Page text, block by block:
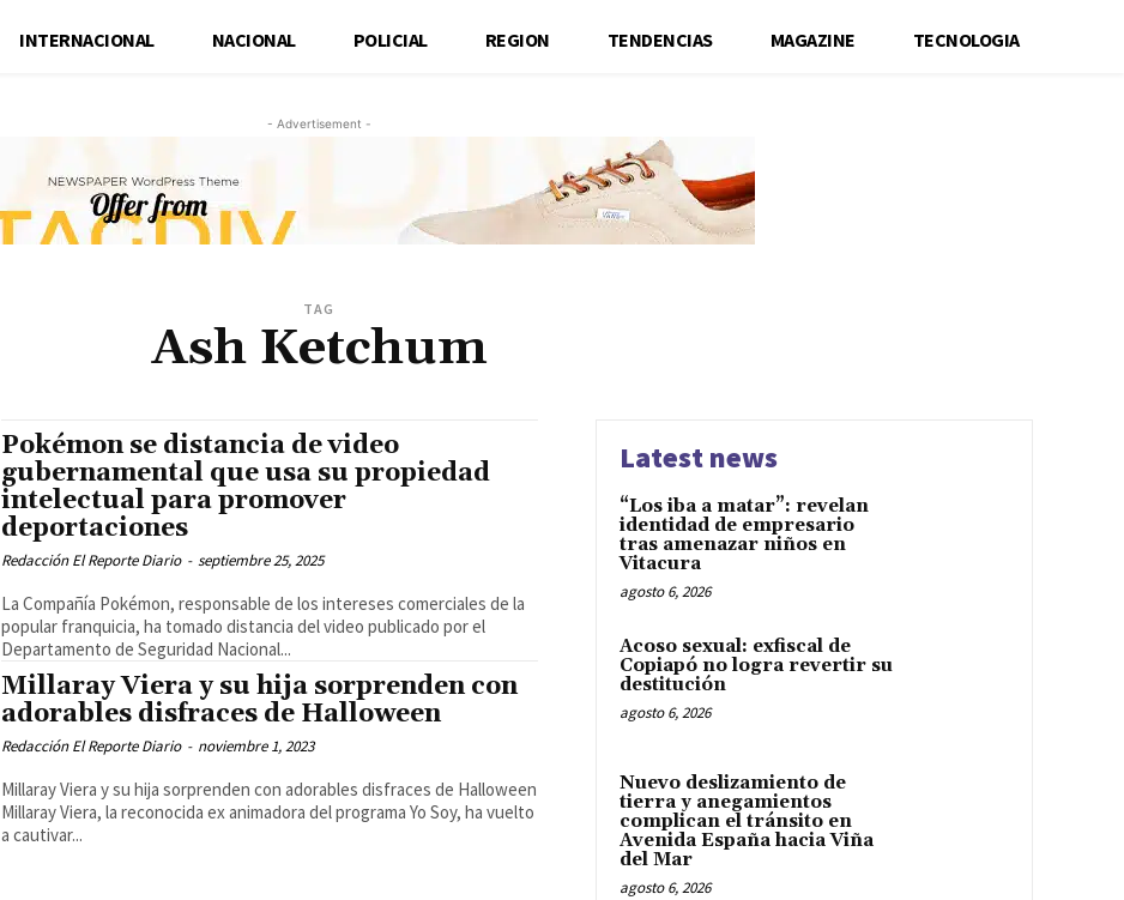
INTERNACIONAL NACIONAL POLICIAL REGION TENDENCIAS MAGAZINE TECNOLOGIA
- Advertisement -
TAG
Ash Ketchum
Pokémon se distancia de video
gubernamental que usa su propiedad
intelectual para promover
deportaciones
Redacción El Reporte Diario - septiembre 25, 2025
La Compañía Pokémon, responsable de los intereses comerciales de la
popular franquicia, ha tomado distancia del video publicado por el
Departamento de Seguridad Nacional...
Millaray Viera y su hija sorprenden con
adorables disfraces de Halloween
Redacción El Reporte Diario - noviembre 1, 2023
Millaray Viera y su hija sorprenden con adorables disfraces de Halloween
Millaray Viera, la reconocida ex animadora del programa Yo Soy, ha vuelto
a cautivar...
Latest news
“Los iba a matar”: revelan
identidad de empresario
tras amenazar niños en
Vitacura
agosto 6, 2026
Acoso sexual: exfiscal de
Copiapó no logra revertir su
destitución
agosto 6, 2026
Nuevo deslizamiento de
tierra y anegamientos
complican el tránsito en
Avenida España hacia Viña
del Mar
agosto 6, 2026